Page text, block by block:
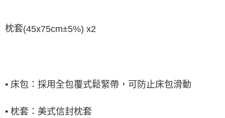
枕套(45x75cm±5%) x2
▪ 床包：採用全包覆式鬆緊帶，可防止床包滑動
▪ 枕套：美式信封枕套